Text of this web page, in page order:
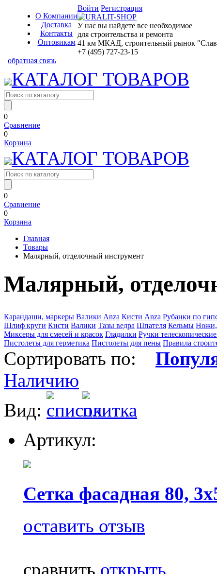
О Компании
Доставка
Контакты
Оптовикам
Войти Регистрация
У нас вы найдете все необходимое
для строительства и ремонта
41 км МКАД, строительный рынок
+7 (495) 727-23-15
обратная связь
КАТАЛОГ ТОВАРОВ
0
Сравнение
0
Корзина
КАТАЛОГ ТОВАРОВ
0
Сравнение
0
Корзина
Главная
Товары
Малярный, отделочный инструмент
Малярный,
Карандаши, маркеры Валики Anza Кисти Anza Рубанки по
Шлиф круги Кисти Валики Тазы ведра Шпателя Кельмы Ножи,
Миксеры для смесей и красок Гладилки Ручки
Пистолеты для герметика Пистолеты для пены Правила
Сортировать по:
Наличию
Вид:
Артикул:
Сетка фасадная 80,
оставить отзыв
сравнить открыть